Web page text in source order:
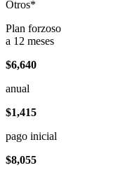
Otros*
Plan forzoso
a 12 meses
$6,640
anual
$1,415
pago inicial
$8,055